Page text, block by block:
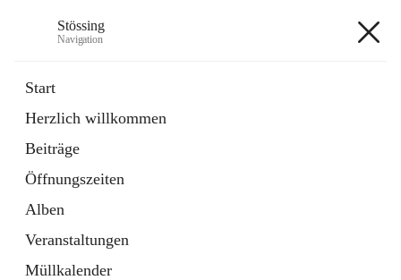
Stössing
Navigation
Start
Herzlich willkommen
Beiträge
Öffnungszeiten
Alben
Veranstaltungen
Müllkalender
Datei
in
Tab
Kindergarten
öffnet
in
neuem
Tab